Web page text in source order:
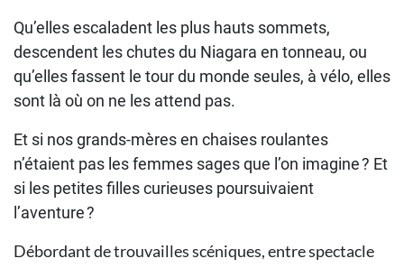
Qu’elles escaladent les plus hauts sommets,
descendent les chutes du Niagara en tonneau, ou
qu’elles fassent le tour du monde seules, à vélo, elles
sont là où on ne les attend pas.
Et si nos grands-mères en chaises roulantes
n’étaient pas les femmes sages que l’on imagine ? Et
si les petites filles curieuses poursuivaient
l’aventure ?
Débordant de trouvailles scéniques, entre spectacle